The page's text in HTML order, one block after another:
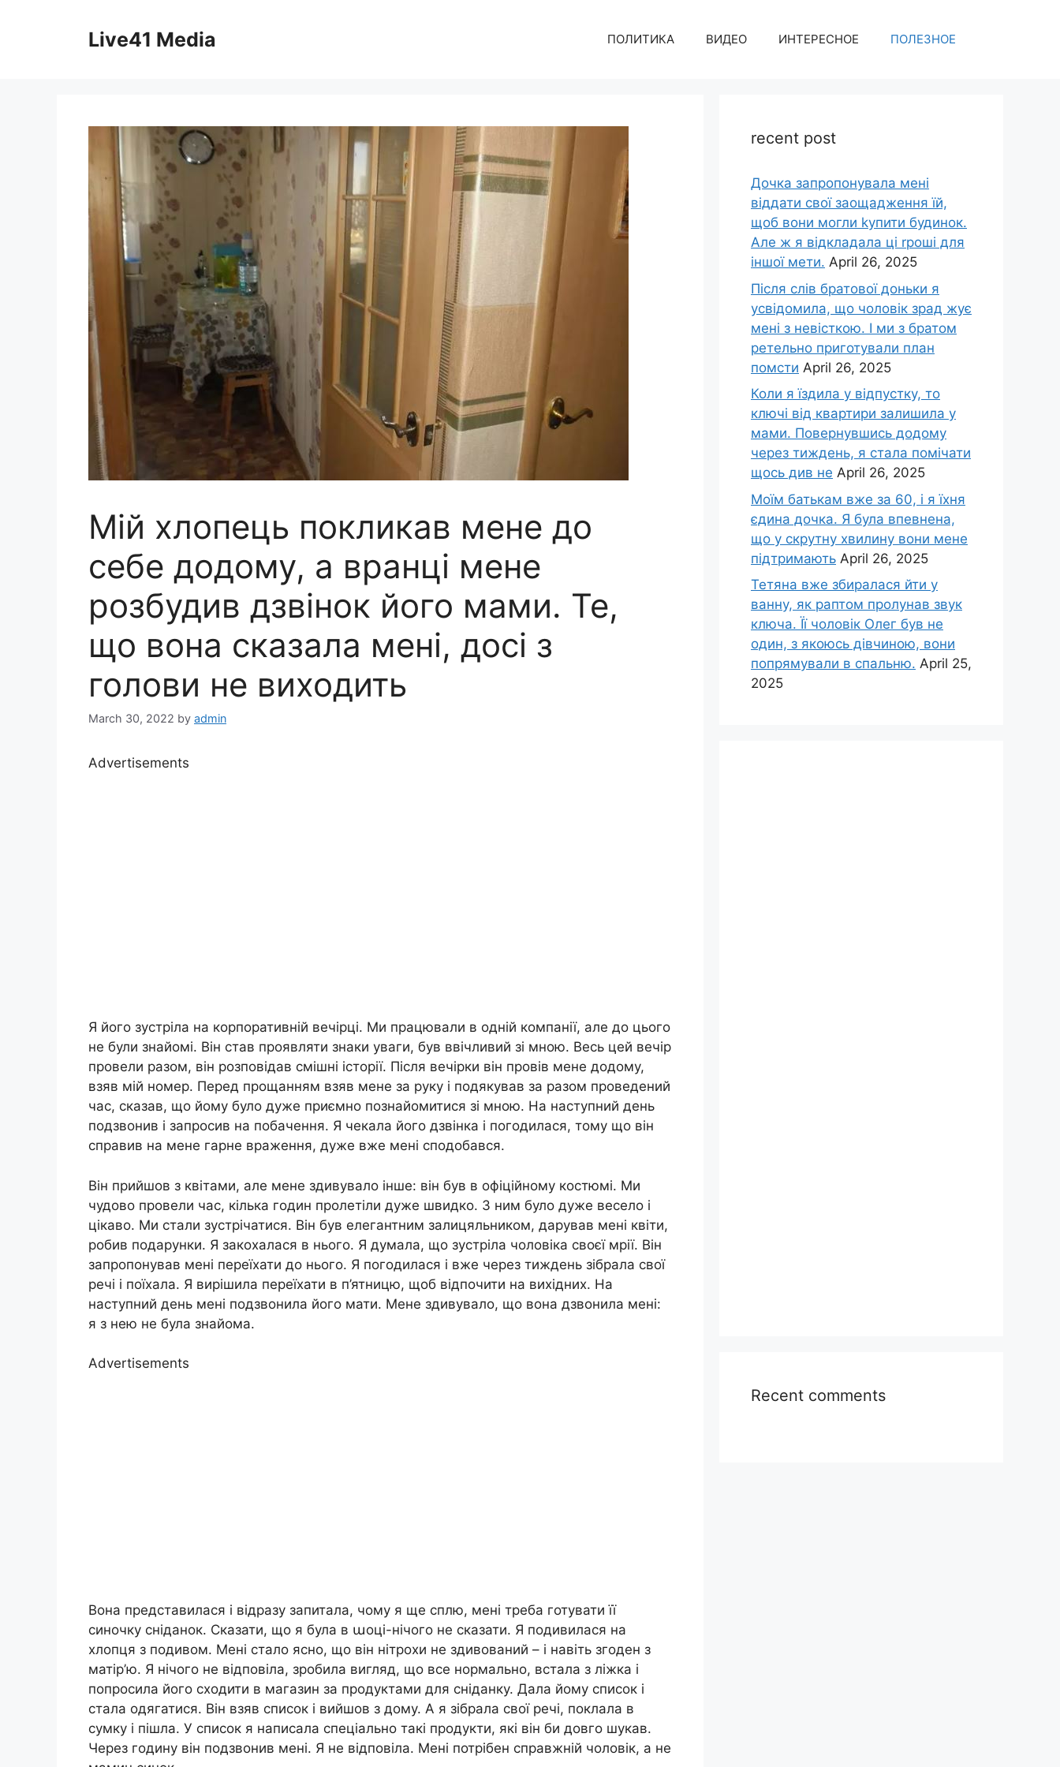
Live41 Media ПОЛИТИКА ВИДЕО ИНТЕРЕСНОЕ ПОЛЕЗНОЕ
Мій хлопець покликав мене до
себе додому, а вранці мене
розбудив дзвінок його мами. Те,
що вона сказала мені, досі з
голови не виходить
March 30, 2022 by admin
Advertisements
Я його зустріла на корпоративній вечірці. Ми працювали в одній компанії, але до цього
не були знайомі. Він став проявляти знаки уваги, був ввічливий зі мною. Весь цей вечір
провели разом, він розповідав смішні історії. Після вечірки він провів мене додому,
взяв мій номер. Перед прощанням взяв мене за руку і подякував за разом проведений
час, сказав, що йому було дуже приємно познайомитися зі мною. На наступний день
подзвонив і запросив на побачення. Я чекала його дзвінка і погодилася, тому що він
справив на мене гарне враження, дуже вже мені сподобався.
Він прийшов з квітами, але мене здивувало інше: він був в офіційному костюмі. Ми
чудово провели час, кілька годин пролетіли дуже швидко. З ним було дуже весело і
цікаво. Ми стали зустрічатися. Він був елегантним залицяльником, дарував мені квіти,
робив подарунки. Я закохалася в нього. Я думала, що зустріла чоловіка своєї мрії. Він
запропонував мені переїхати до нього. Я погодилася і вже через тиждень зібрала свої
речі і поїхала. Я вирішила переїхати в п’ятницю, щоб відпочити на вихідних. На
наступний день мені подзвонила його мати. Мене здивувало, що вона дзвонила мені:
я з нею не була знайома.
Advertisements
Вона представилася і відразу запитала, чому я ще сплю, мені треба готувати її
синочку сніданок. Сказати, що я була в աоці-нічого не сказати. Я подивилася на
хлопця з подивом. Мені стало ясно, що він нітрохи не здивований – і навіть згоден з
матір’ю. Я нічого не відповіла, зробила вигляд, що все нормально, встала з ліжка і
попросила його сходити в магазин за продуктами для сніданку. Дала йому список і
стала одягатися. Він взяв список і вийшов з дому. А я зібрала свої речі, поклала в
сумку і пішла. У список я написала спеціально такі продукти, які він би довго шукав.
Через годину він подзвонив мені. Я не відповіла. Мені потрібен справжній чоловік, а не
recent post
Дочка запpопонувала мені
віддати свої заощадження їй,
щоб вони могли kупити будинок.
Але ж я відкладала ці rроші для
іншої мети. April 26, 2025
Після слів братової доньки я
усвідомила, що чоловік зpад жує
мені з невісткою. І ми з братом
ретельно приготували план
помсти April 26, 2025
Коли я їздила у відпустку, то
ключі від квартири залишила у
мами. Повернувшись додому
через тиждень, я стала помічати
щось див не April 26, 2025
Моїм батькам вже за 60, і я їхня
єдина дочка. Я була впевнена,
що у скрутну хвилину вони мене
підтримають April 26, 2025
Тетяна вже збиралася йти у
ванну, як раптом пролунав звук
ключа. Її чоловік Олег був не
один, з якоюсь дівчиною, вони
попрямували в спальню. April 25,
2025
Recent comments